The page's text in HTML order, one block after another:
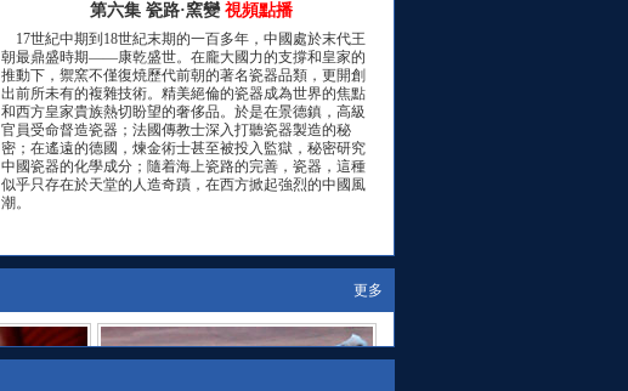
第六集 瓷路·窯變視頻點播
17世紀中期到18世紀末期的一百多年，中國處於末代王
朝最鼎盛時期——康乾盛世。在龐大國力的支撐和皇家的
推動下，禦窯不僅復焼歷代前朝的著名瓷器品類，更開創
出前所未有的複雜技術。精美絕倫的瓷器成為世界的焦點
和西方皇家貴族熱切盼望的奢侈品。於是在景德鎮，高級
官員受命督造瓷器；法國傳教士深入打聽瓷器製造的秘
密；在遙遠的德國，煉金術士甚至被投入監獄，秘密研究
中國瓷器的化學成分；隨着海上瓷路的完善，瓷器，這種
似乎只存在於天堂的人造奇蹟，在西方掀起強烈的中國風
潮。
更多